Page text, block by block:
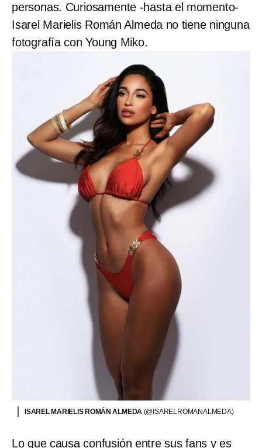
personas. Curiosamente -hasta el momento-
Isarel Marielis Román Almeda no tiene ninguna
fotografía con Young Miko.
ISAREL MARIELIS ROMÁN ALMEDA (@ISARELROMANALMEDA)
Lo que causa confusión entre sus fans y es